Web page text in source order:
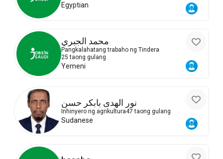
Egyptian
محمد الجبري
Pangkalahatang trabaho ng Tindera
25 taong gulang
Yemeni
نور الهدى بابكر حسن
Inhinyero ng agrikultura47 taong gulang
Sudanese